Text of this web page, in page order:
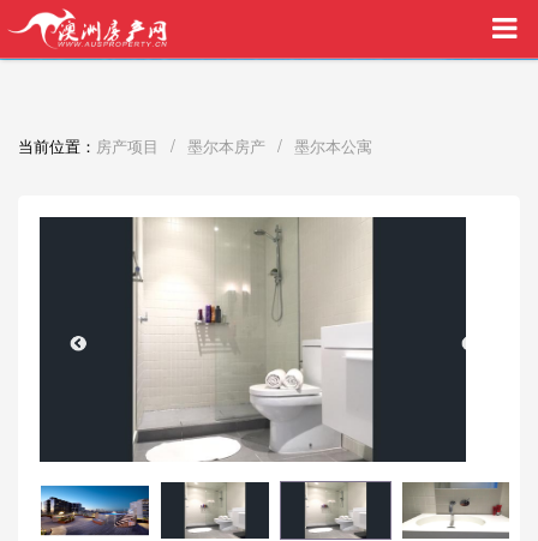
买家中介VIP服务，助您安心购房
当前位置： 房产项目 / 墨尔本房产 / 墨尔本公寓